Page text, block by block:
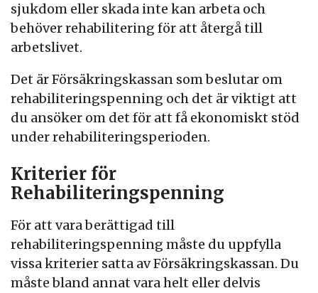
sjukdom eller skada inte kan arbeta och
behöver rehabilitering för att återgå till
arbetslivet.
Det är Försäkringskassan som beslutar om
rehabiliteringspenning och det är viktigt att
du ansöker om det för att få ekonomiskt stöd
under rehabiliteringsperioden.
Kriterier för
Rehabiliteringspenning
För att vara berättigad till
rehabiliteringspenning måste du uppfylla
vissa kriterier satta av Försäkringskassan. Du
måste bland annat vara helt eller delvis